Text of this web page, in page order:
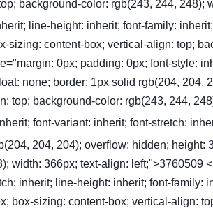
background-color: rgb(243, 244, 248);
line-height: inherit; font-family:
sizing: content-box; vertical-align: top;
0px; padding: 0px; font-style:
none; border: 1px solid rgb(204, 204,
background-color: rgb(243, 244,
font-variant: inherit; font-stretch:
204, 204); overflow: hidden; height:
width: 366px; text-align: left;">3760509
inherit; line-height: inherit; font-family:
box-sizing: content-box; vertical-align: